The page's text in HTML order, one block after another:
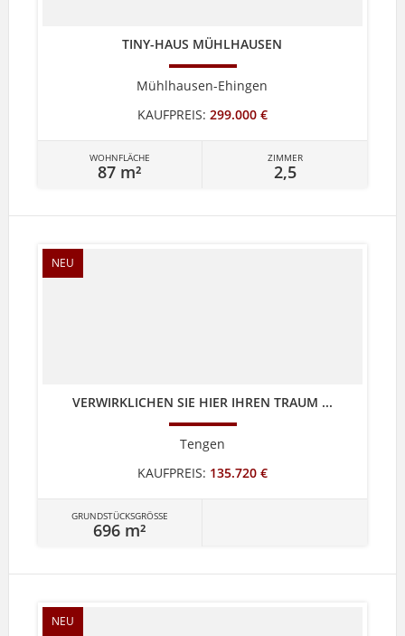
TINY-HAUS MÜHLHAUSEN
Mühlhausen-Ehingen
KAUFPREIS: 299.000 €
WOHNFLÄCHE
87 m²
ZIMMER
2,5
NEU
VERWIRKLICHEN SIE HIER IHREN TRAUM ...
Tengen
KAUFPREIS: 135.720 €
GRUNDSTÜCKSGRÖSSE
696 m²
NEU